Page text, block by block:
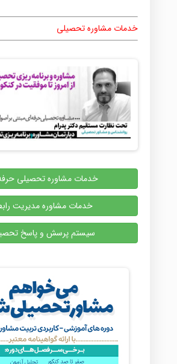
خدمات مشاوره تحصیلی
خدمات مشاوره تحصیلی
خدمات مشاوره مدیریت
سیستم پرسش و پاسخ